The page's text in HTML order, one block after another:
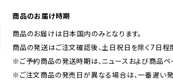
商品のお届け時期
商品のお届けは日本国内のみとなります。
商品の発送はご注文確認後、土日祝日を除く7日程
※ご予約商品の発送時期は、ニュースおよび商品ペ
※ご注文商品の発売日が異なる場合は、一番遅い